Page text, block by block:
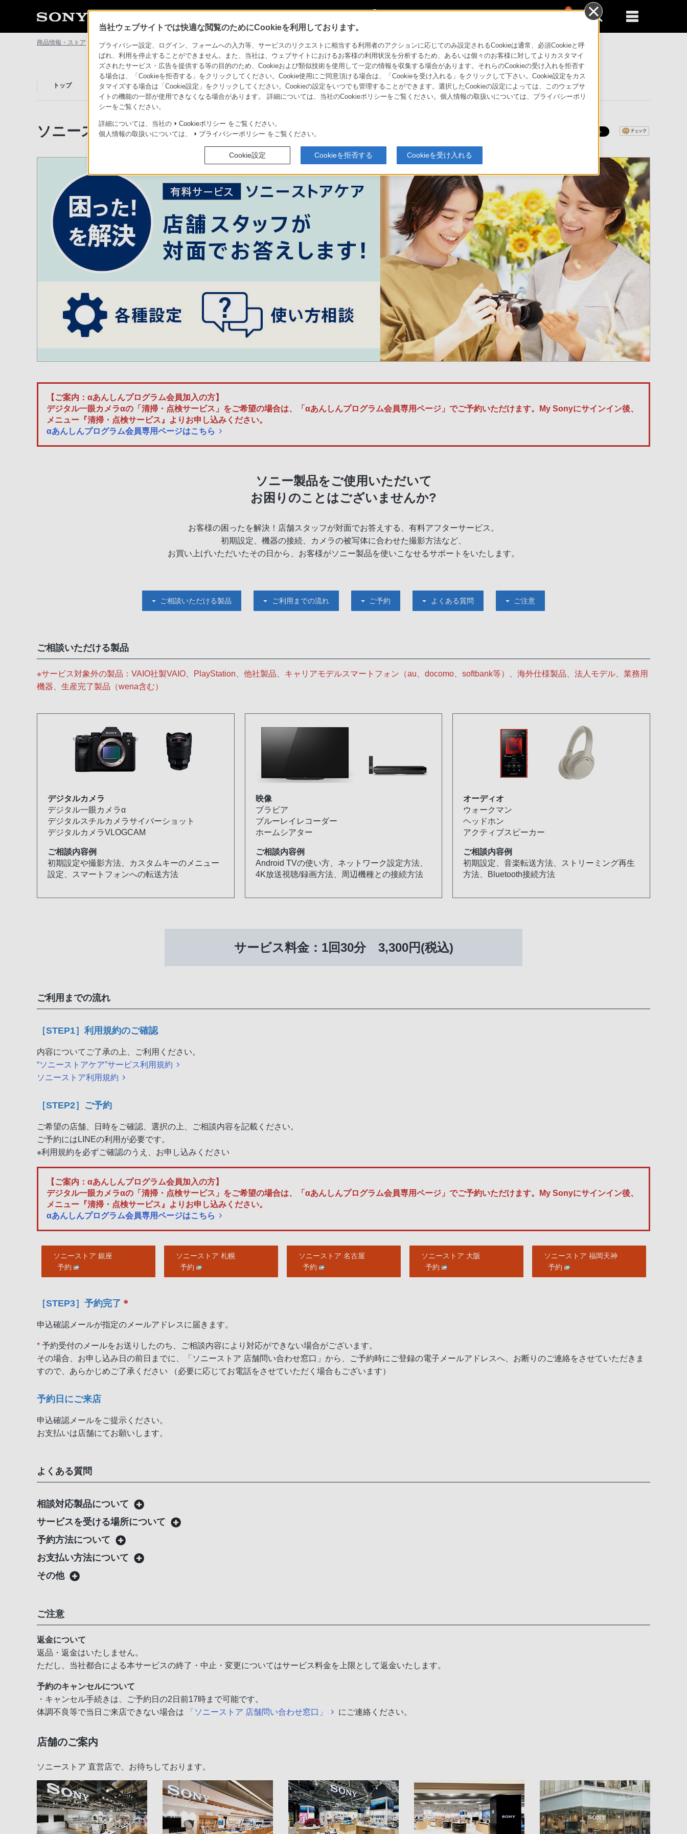
0
商品情報・ストア ソニーストアについて ソニーストアケア
トップ
先行展示
情報一覧
サービス一覧
店舗情報・
アクセス
採用情報
よくある
お問い合わせ
ソニーストアケア
【ご案内：αあんしんプログラム会員加入の方】
デジタル一眼カメラαの「清掃・点検サービス」をご希望の場合は、「αあんしんプログラム会員専用ページ」でご予約いただけます。My Sonyにサインイン後、
メニュー『清掃・点検サービス』よりお申し込みください。
αあんしんプログラム会員専用ページはこちら
ソニー製品をご使用いただいて
お困りのことはございませんか?
お客様の困ったを解決！店舗スタッフが対面でお答えする、有料アフターサービス。
初期設定、機器の接続、カメラの被写体に合わせた撮影方法など、
お買い上げいただいたその日から、お客様がソニー製品を使いこなせるサポートをいたします。
ご相談いただける製品 ご利用までの流れ ご予約 よくある質問 ご注意
ご相談いただける製品
※サービス対象外の製品：VAIO社製VAIO、PlayStation、他社製品、キャリアモデルスマートフォン（au、docomo、softbank等）、海外仕様製品、法人モデル、業務用
機器、生産完了製品（wena含む）
デジタルカメラ
デジタル一眼カメラα
デジタルスチルカメラサイバーショット
デジタルカメラVLOGCAM
ご相談内容例
初期設定や撮影方法、カスタムキーのメニュー
設定、スマートフォンへの転送方法
映像
ブラビア
ブルーレイレコーダー
ホームシアター
ご相談内容例
Android TVの使い方、ネットワーク設定方法、
4K放送視聴/録画方法、周辺機種との接続方法
オーディオ
ウォークマン
ヘッドホン
アクティブスピーカー
ご相談内容例
初期設定、音楽転送方法、ストリーミング再生
方法、Bluetooth接続方法
サービス料金：1回30分 3,300円(税込)
ご利用までの流れ
［STEP1］利用規約のご確認
内容についてご了承の上、ご利用ください。
“ソニーストアケア”サービス利用規約
ソニーストア利用規約
［STEP2］ご予約
ご希望の店舗、日時をご確認、選択の上、ご相談内容を記載ください。
ご予約にはLINEの利用が必要です。
※利用規約を必ずご確認のうえ、お申し込みください
【ご案内：αあんしんプログラム会員加入の方】
デジタル一眼カメラαの「清掃・点検サービス」をご希望の場合は、「αあんしんプログラム会員専用ページ」でご予約いただけます。My Sonyにサインイン後、
メニュー『清掃・点検サービス』よりお申し込みください。
αあんしんプログラム会員専用ページはこちら
ソニーストア 銀座
予約
ソニーストア 札幌
予約
ソニーストア 名古屋
予約
ソニーストア 大阪
予約
ソニーストア 福岡天神
予約
［STEP3］予約完了 ＊
申込確認メールが指定のメールアドレスに届きます。
* 予約受付のメールをお送りしたのち、ご相談内容により対応ができない場合がございます。
その場合、お申し込み日の前日までに、「ソニーストア 店舗問い合わせ窓口」から、ご予約時にご登録の電子メールアドレスへ、お断りのご連絡をさせていただきま
すので、あらかじめご了承ください （必要に応じてお電話をさせていただく場合もございます）
予約日にご来店
申込確認メールをご提示ください。
お支払いは店舗にてお願いします。
よくある質問
相談対応製品について
サービスを受ける場所について
予約方法について
お支払い方法について
その他
ご注意
返金について
返品・返金はいたしません。
ただし、当社都合による本サービスの終了・中止・変更についてはサービス料金を上限として返金いたします。
予約のキャンセルについて
・キャンセル手続きは、ご予約日の2日前17時まで可能です。
体調不良等で当日ご来店できない場合は
「ソニーストア 店舗問い合わせ窓口」 にご連絡ください。
店舗のご案内
ソニーストア 直営店で、お待ちしております。
当社ウェブサイトでは快適な閲覧のためにCookieを利用しております。
プライバシー設定、ログイン、フォームへの入力等、サービスのリクエストに相当する利用者のアクションに応じてのみ設定されるCookieは通常、必須Cookieと呼
ばれ、利用を停止することができません。また、当社は、ウェブサイトにおけるお客様の利用状況を分析するため、あるいは個々のお客様に対してよりカスタマイ
ズされたサービス・広告を提供する等の目的のため、Cookieおよび類似技術を使用して一定の情報を収集する場合があります。それらのCookieの受け入れを拒否す
る場合は、「Cookieを拒否する」をクリックしてください。Cookie使用にご同意頂ける場合は、「Cookieを受け入れる」をクリックして下さい。Cookie設定をカス
タマイズする場合は「Cookie設定」をクリックしてください。Cookieの設定をいつでも管理することができます。選択したCookieの設定によっては、このウェブサ
イトの機能の一部が使用できなくなる場合があります。 詳細については、当社のCookieポリシーをご覧ください。個人情報の取扱いについては、プライバシーポリ
シーをご覧ください。
詳細については、当社の Cookieポリシー をご覧ください。
個人情報の取扱いについては、
プライバシーポリシー をご覧ください。
Cookie設定 Cookieを拒否する Cookieを受け入れる